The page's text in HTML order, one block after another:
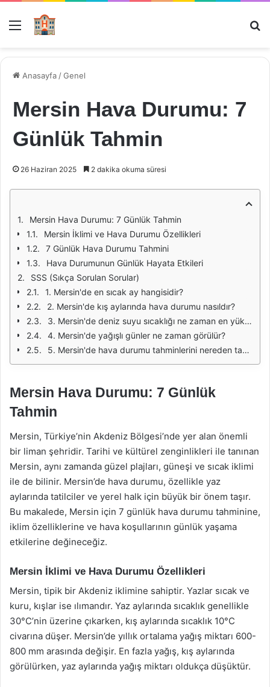
Menü
Anasayfa /Genel
Mersin Hava Durumu: 7
Günlük Tahmin
26 Haziran 2025 2 dakika okuma süresi
Mersin Hava Durumu: 7 Günlük Tahmin
Mersin İklimi ve Hava Durumu Özellikleri
7 Günlük Hava Durumu Tahmini
Hava Durumunun Günlük Hayata Etkileri
SSS (Sıkça Sorulan Sorular)
1. Mersin'de en sıcak ay hangisidir?
2. Mersin'de kış aylarında hava durumu nasıldır?
3. Mersin'de deniz suyu sıcaklığı ne zaman en yüksektir?
4. Mersin'de yağışlı günler ne zaman görülür?
5. Mersin'de hava durumu tahminlerini nereden takip edebilirim?
Mersin Hava Durumu: 7 Günlük
Tahmin
Mersin, Türkiye’nin Akdeniz Bölgesi’nde yer alan önemli
bir liman şehridir. Tarihi ve kültürel zenginlikleri ile tanınan
Mersin, aynı zamanda güzel plajları, güneşi ve sıcak iklimi
ile de bilinir. Mersin’de hava durumu, özellikle yaz
aylarında tatilciler ve yerel halk için büyük bir önem taşır.
Bu makalede, Mersin için 7 günlük hava durumu tahminine,
iklim özelliklerine ve hava koşullarının günlük yaşama
etkilerine değineceğiz.
Mersin İklimi ve Hava Durumu Özellikleri
Mersin, tipik bir Akdeniz iklimine sahiptir. Yazlar sıcak ve
kuru, kışlar ise ılımandır. Yaz aylarında sıcaklık genellikle
30°C’nin üzerine çıkarken, kış aylarında sıcaklık 10°C
civarına düşer. Mersin’de yıllık ortalama yağış miktarı 600-
800 mm arasında değişir. En fazla yağış, kış aylarında
görülürken, yaz aylarında yağış miktarı oldukça düşüktür.